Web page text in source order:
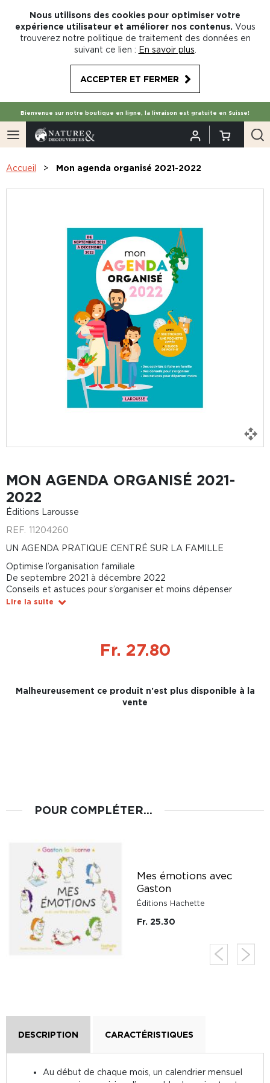
Nous utilisons des cookies pour optimiser votre
expérience utilisateur et améliorer nos contenus. Vous
trouverez notre politique de traitement des données en
suivant ce lien : En savoir plus
ACCEPTER ET FERMER
Bienvenue sur notre boutique en ligne, la livraison est gratuite en Suisse!
Accueil Mon agenda organisé 2021-2022
MON AGENDA ORGANISÉ 2021-
2022
Éditions Larousse
REF. 11204260
UN AGENDA PRATIQUE CENTRÉ SUR LA FAMILLE
Optimise l’organisation familiale
De septembre 2021 à décembre 2022
Conseils et astuces pour s’organiser et moins dépenser
Lire la suite
Fr. 27.80
Malheureusement ce produit n'est plus disponible à la
vente
POUR COMPLÉTER...
Mes émotions avec
Gaston
Éditions Hachette
Fr. 25.30
DESCRIPTION CARACTÉRISTIQUES
Au début de chaque mois, un calendrier mensuel